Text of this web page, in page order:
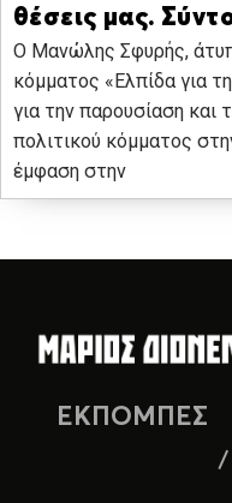
θέσεις μας.
Ο Μανώλης Σφυρής,
κόμματος «Ελπίδα για
για την παρουσίαση και
πολιτικού κόμματος
έμφαση στην
ΕΚΠΟΜΠΕΣ